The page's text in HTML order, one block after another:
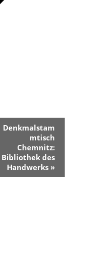
Denkmalstam
mtisch
Chemnitz:
Bibliothek des
Handwerks »